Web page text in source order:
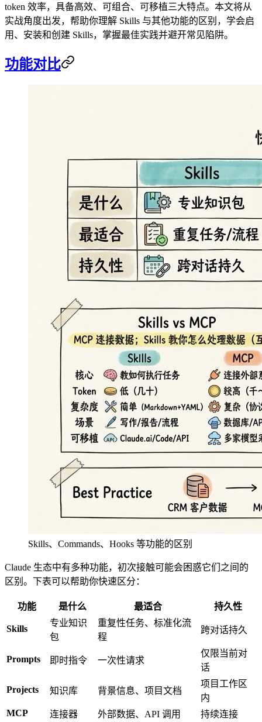
token 效率，具备高效、可组合、可移植三大特点。本文将从
实战角度出发，帮助你理解 Skills 与其他功能的区别，学会启
用、安装和创建 Skills，掌握最佳实践并避开常见陷阱。
功能对比
Skills、Commands、Hooks 等功能的区别
Claude 生态中有多种功能，初次接触可能会困惑它们之间的
区别。下表可以帮助你快速区分：
功能 是什么 最适合 持久性
Skills
专业知识
包
重复性任务、标准化流
程
跨对话持久
Prompts 即时指令 一次性请求
仅限当前对
话
Projects 知识库 背景信息、项目文档
项目工作区
内
MCP
连接器 外部数据、API 调用 持续连接